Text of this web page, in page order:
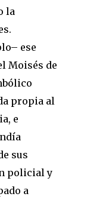
la
ese
Moisés de
propia al
e
sus
policial y
a